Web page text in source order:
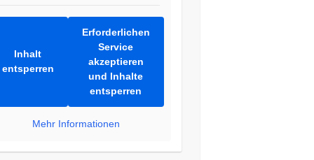
Inhalt
entsperren
Erforderlichen
Service
akzeptieren
und Inhalte
entsperren
Mehr Informationen